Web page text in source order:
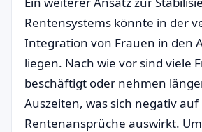
Rentensystems könnte in der
Integration von Frauen in den
liegen. Nach wie vor sind viele
beschäftigt oder nehmen
Auszeiten, was sich negativ auf
Rentenansprüche auswirkt.